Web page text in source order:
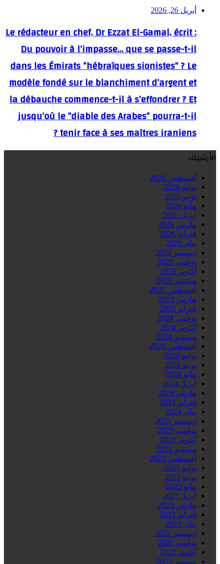
أبريل 26, 2026
Le rédacteur en chef, Dr Ezzat El-Gamal, écrit :
Du pouvoir à l’impasse… que se passe-t-il
dans les Émirats “hébraïques sionistes” ? Le
modèle fondé sur le blanchiment d’argent et
la débauche commence-t-il à s’effondrer ? Et
jusqu’où le “diable des Arabes” pourra-t-il
tenir face à ses maîtres iraniens ?
الأرشيف
أغسطس 2026
يوليو 2026
يونيو 2026
مايو 2026
أبريل 2026
مارس 2026
فبراير 2026
يناير 2026
ديسمبر 2025
نوفمبر 2025
أكتوبر 2025
سبتمبر 2025
أغسطس 2025
مارس 2025
فبراير 2025
نوفمبر 2024
أكتوبر 2024
سبتمبر 2024
أغسطس 2024
يوليو 2024
يونيو 2024
مايو 2024
أبريل 2024
مارس 2024
فبراير 2024
يناير 2024
ديسمبر 2023
نوفمبر 2023
أكتوبر 2023
سبتمبر 2023
أغسطس 2023
يوليو 2023
يونيو 2023
مايو 2023
أبريل 2023
مارس 2023
فبراير 2023
يناير 2023
ديسمبر 2022
نوفمبر 2022
أكتوبر 2022
سبتمبر 2022